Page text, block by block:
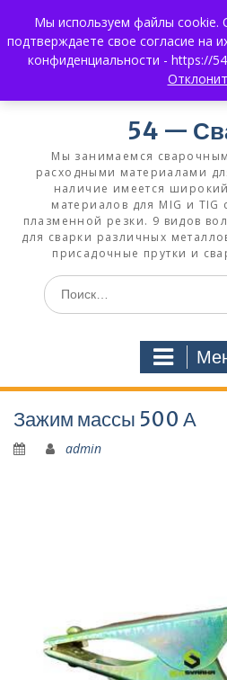
содержимому
+7 (383) 375-0008
What's App:
+7 930 858 02 99
54 —
Мы занимаемся
расходными материалами
наличие имеется
материалов для MIG и TIG
плазменной резки. 9 видов
для сварки различных
присадочные прутки и
Искать:
Зажим массы 500 А
admin
Мы используем файлы cookie.
подтверждаете свое согласие на
конфиденциальности - https://